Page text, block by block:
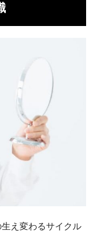
え変わるサイクル